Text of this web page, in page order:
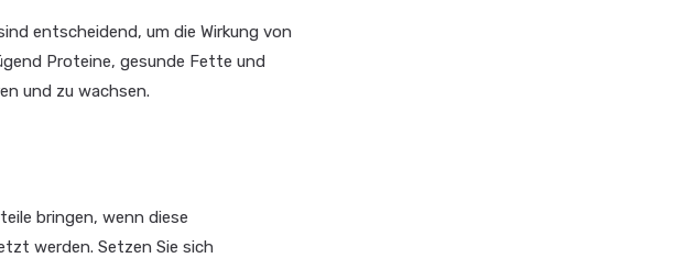
entscheidend, um die Wirkung von
Proteine, gesunde Fette und
und zu wachsen.
bringen, wenn diese
werden. Setzen Sie sich